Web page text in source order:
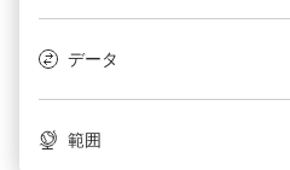
データ
範囲